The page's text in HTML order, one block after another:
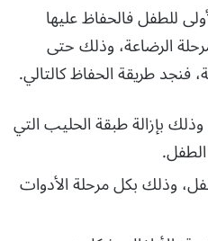
للطفل فالحفاظ عليها
الرضاعة، وذلك حتى
فنجد طريقة الحفاظ كالتالي.
وذلك بإزالة طبقة الحليب التي
وذلك بكل مرحلة الأدوات